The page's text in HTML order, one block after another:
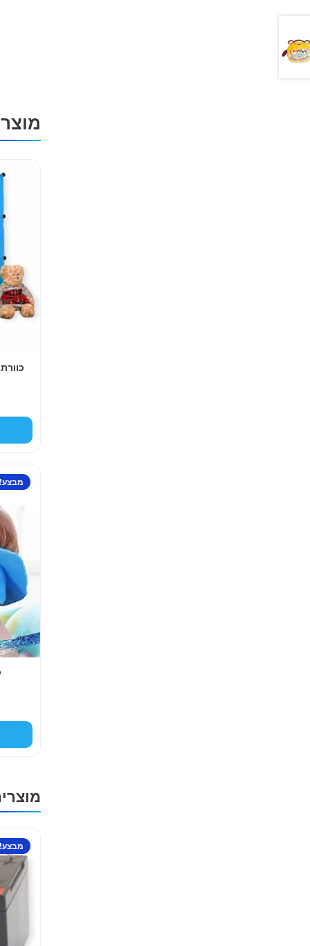
מבצע!
למוצר
סוגים.
לבחור
את
האפשרויות
בעמוד
המוצר
מבצע!
למוצר
מספר
סוגים.
את